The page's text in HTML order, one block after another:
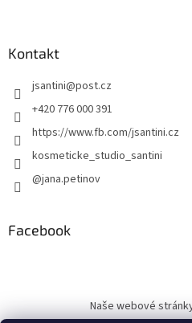
Kontakt
jsantini@post.cz
+420 776 000 391
https://www.fb.com/jsantini.cz
kosmeticke_studio_santini
@jana.petinov
Facebook
Naše webové